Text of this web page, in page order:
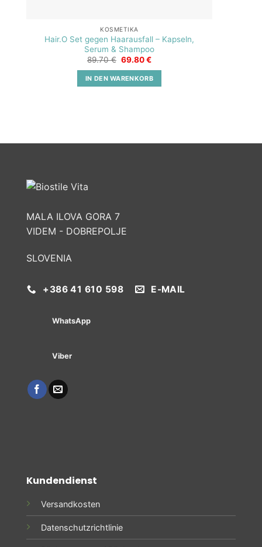
KOSMETIKA
Hair.O Set gegen Haarausfall – Kapseln,
Serum & Shampoo
89.70€ Ursprünglicher
war:
89.70 €
69.80€Aktueller
ist:
69.80 €.
IN DEN WARENKORB
MALA ILOVA GORA 7
VIDEM - DOBREPOLJE
SLOVENIA
+386 41 610 598 E-MAIL
WhatsApp
Viber
Kundendienst
Versandkosten
Datenschutzrichtlinie